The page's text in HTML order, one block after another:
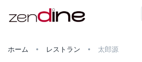
ホーム レストラン 太郎源